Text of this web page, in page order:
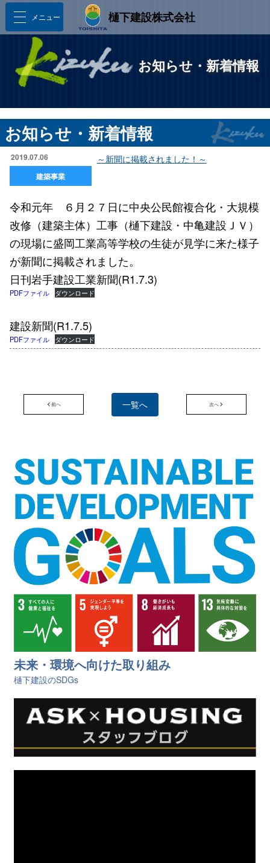
お知らせ・新着情報
メニュー 樋󠄀下建設株式会社
お知らせ・新着情報
2019.07.06
建築事業
～新聞に掲載されました！～
令和元年 ６月２７日に中央公民館複合化・大規模
改修（建築主体）工事（樋下建設・中亀建設ＪＶ）
の現場に盛岡工業高等学校の生徒が見学に来た様子
が新聞に掲載されました。
日刊岩手建設工業新聞(R1.7.3)
PDFファイル ダウンロード
建設新聞(R1.7.5)
PDFファイル ダウンロード
前へ 一覧へ 次へ
未来・環境へ向けた取り組み
樋󠄀下建設のSDGs